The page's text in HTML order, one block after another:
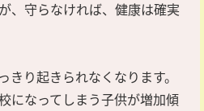
、守らなければ、健康は確実
きり起きられなくなります。
になってしまう子供が増加傾